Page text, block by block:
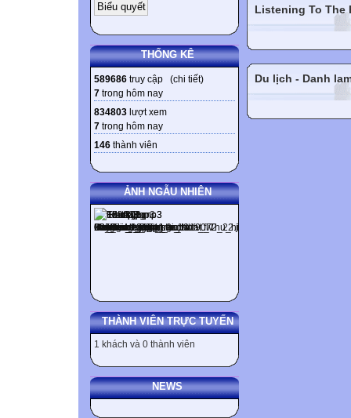
THỐNG KÊ
589686 truy cập (chi tiết)
7 trong hôm nay
834803 lượt xem
7 trong hôm nay
146 thành viên
ẢNH NGẪU NHIÊN
THÀNH VIÊN TRỰC TUYẾN
1 khách và 0 thành viên
NEWS
Listening To The
Du lịch - Danh